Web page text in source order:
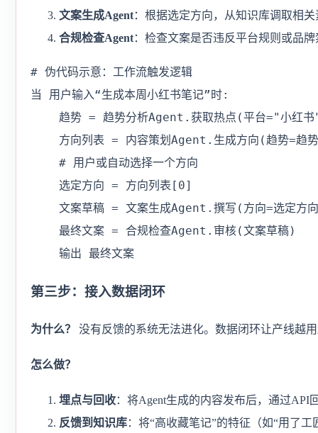
文案生成Agent：根据选定方向，从知识库调取相
合规检查Agent：检查文案是否违反平台规则或品
# 伪代码示意：工作流触发逻辑
当 用户输入“生成本周小红书笔记”时:
趋势 = 趋势分析Agent.获取热点(平台="小红
方向列表 = 内容策划Agent.生成方向(趋势=
    # 用户或自动选择一个方向
    选定方向 = 方向列表[0]
文案草稿 = 文案生成Agent.撰写(方向=选定方
    最终文案 = 合规检查Agent.审核(文案草稿)
    输出 最终文案
第三步：接入数据闭环
为什么？ 没有反馈的系统无法进化。数据闭环让产线越
怎么做？
埋点与回收：将Agent生成的内容发布后，通过API
反馈到知识库：将“高收藏笔记”的特征（如“用了